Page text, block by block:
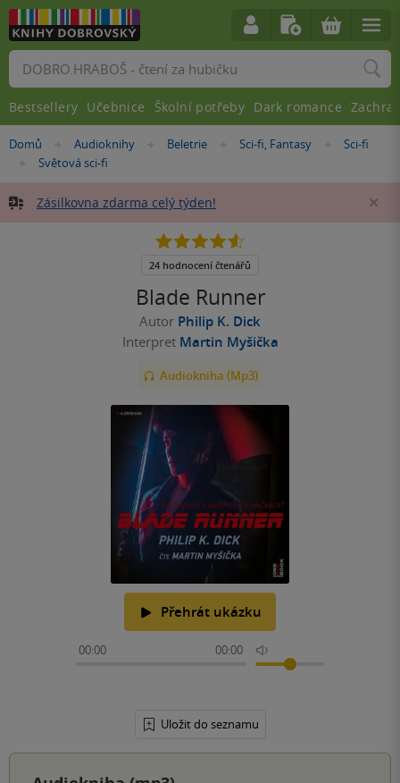
Nacházíte
Domů »Audioknihy »
Beletrie »
Sci-fi, Fantasy »
Sci-fi
»
Světová sci-fi
Zásilkovna zdarma celý týden!
Blade Runner
Autor Philip K. Dick
Interpret Martin Myšička
Audiokniha (Mp3)
Přehrát ukázku
00:00 00:00
Uložit do seznamu
4.6
5
24 hodnocení čtenářů
Vyhledávání
Bestsellery Učebnice Školní potřeby Dark romance